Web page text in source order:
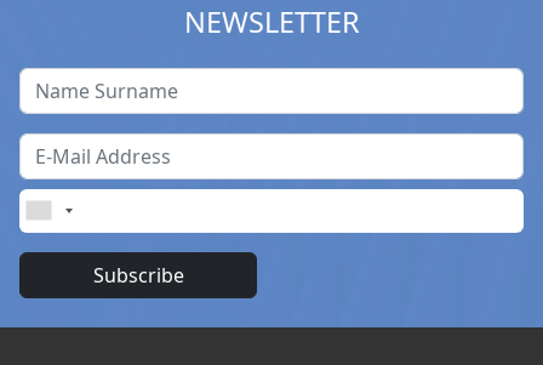
NEWSLETTER
Subscribe